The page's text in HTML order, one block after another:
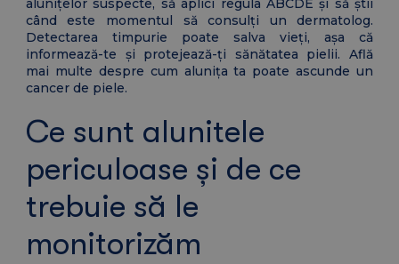
alunițelor suspecte, să aplici regula ABCDE și să știi
când este momentul să consulți un dermatolog.
Detectarea timpurie poate salva vieți, așa că
informează-te și protejează-ți sănătatea pielii. Află
mai multe despre cum alunița ta poate ascunde un
cancer de piele.
Ce sunt alunitele
periculoase și de ce
trebuie să le
monitorizăm